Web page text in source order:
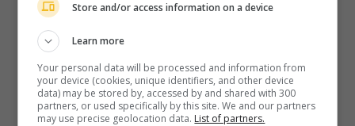
au cinéma sur mes écrans
Le Masque de Fu Manchu
G.-B. 1965. Aventuresde Don Sharp avec Christopher Lee
Nigel Green, Joachim Fuchsberger. Bien qu'il ait assisté à
son exécution, un inspecteur est convaincu qu'un criminel
Store and/or access information on a device
Learn more
Your personal data will be processed and information from
your device (cookies, unique identifiers, and other device
data) may be stored by, accessed by and shared with 300
partners, or used specifically by this site. We and our partners
may use precise geolocation data. List of partners.